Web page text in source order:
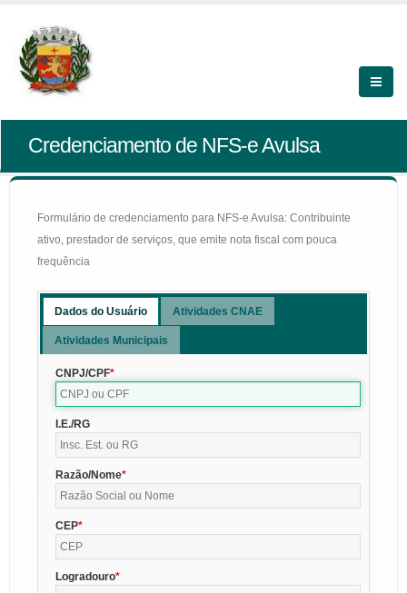
Credenciamento de NFS-e Avulsa
Formulário de credenciamento para NFS-e Avulsa: Contribuinte
ativo, prestador de serviços, que emite nota fiscal com pouca
frequência
Dados do Usuário Atividades CNAE
Atividades Municipais
CNPJ/CPF
I.E./RG
Razão/Nome
CEP
Logradouro